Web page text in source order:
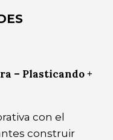
– Plasticando +
con el
construir